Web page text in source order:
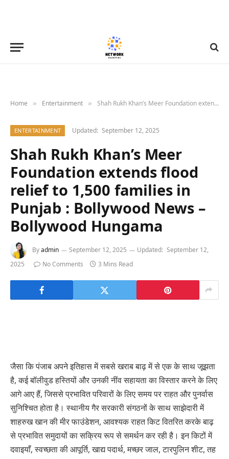
Home » Entertainment » Shah Rukh Khan’s Meer Foundation extends flood relief to 1,500 families in Punjab : Bollywood News – Bollywood Hungama
ENTERTAINMENT Updated: September 12, 2025
Shah Rukh Khan’s Meer
Foundation extends flood
relief to 1,500 families in
Punjab : Bollywood News –
Bollywood Hungama
Byadmin September 12, 2025 Updated: September 12,
2025
No Comments 3 Mins Read
जैसा कि पंजाब अपने इतिहास में सबसे खराब बाढ़ में से एक के साथ जूझता
है, कई बॉलीवुड हस्तियों और उनकी नींव सहायता का विस्तार करने के लिए
आगे आए हैं, जिससे प्रभावित परिवारों के लिए समय पर राहत और पुनर्वास
सुनिश्चित होता है। स्थानीय गैर सरकारी संगठनों के साथ साझेदारी में
शाहरुख खान की मीर फाउंडेशन, आवश्यक राहत किट वितरित करके बाढ़
से प्रभावित समुदायों का सक्रिय रूप से समर्थन कर रही है। इन किटों में
दवाइयाँ, स्वच्छता की आपूर्ति, खाद्य पदार्थ, मच्छर जाल, टारपुलिन शीट, तह